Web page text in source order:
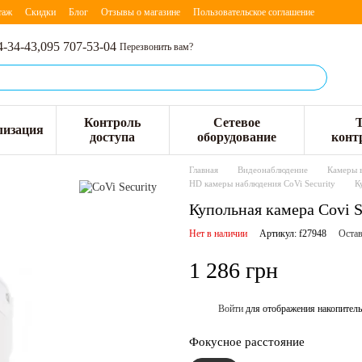
Скидки Блог Отзывы о магазине Пользовательское соглашение
34-43,095 707-53-04 Перезвонить вам?
Контроль
доступа
Сетевое
оборудование
Главная Видеонаблюдение
Камеры
HD камеры наблюдения CoVi Security
Купольная камера Covi
Нет в наличии Артикул: f27948
1 286 грн
Войти для отображения
Фокусное расстояние